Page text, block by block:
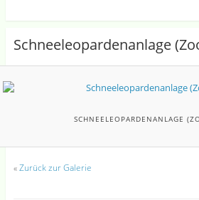
Schneeleopardenanlage
SCHNEELEOPARDENANLAGE
«Zurück zur Galerie